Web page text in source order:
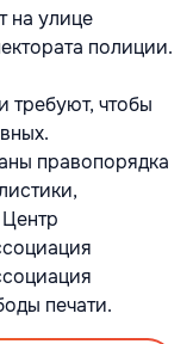
на улице
полиции.
требуют, чтобы
правопорядка
печати.